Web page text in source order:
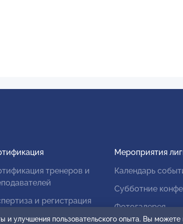
тренеров и
и регистрация
Мероприятия
Календарь
Субботние
Фотогалерея
улучшения пользовательского опыта. Вы